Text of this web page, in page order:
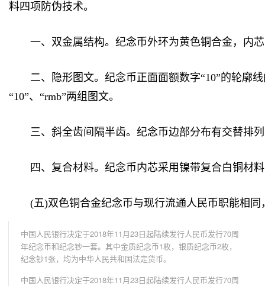
料四项防伪技术。
一、双金属结构。纪念币外环为黄色铜合金，内芯
二、隐形图文。纪念币正面面额数字“10”的轮廓线
“10”、“rmb”两组图文。
三、斜全齿间隔半齿。纪念币边部分布有交替排列
四、复合材料。纪念币内芯采用镍带复合白铜材料
(五)双色铜合金纪念币与现行流通人民币职能相同
中国人民银行决定于2018年11月23日起陆续发行人民币发行70周
年纪念币和纪念钞一套。其中金质纪念币1枚，银质纪念币2枚，
纪念钞1张，均为中华人民共和国法定货币。
中国人民银行决定于2018年11月23日起陆续发行人民币发行70周